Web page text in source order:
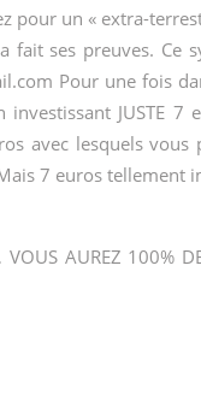
pour un « extra-
ses preuves. Ce
Pour une fois
JUSTE
avec lesquels
7 euros tellement
AUREZ 100%